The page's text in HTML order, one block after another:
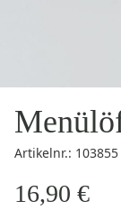
Artikelnr.: 103855
16,90 €